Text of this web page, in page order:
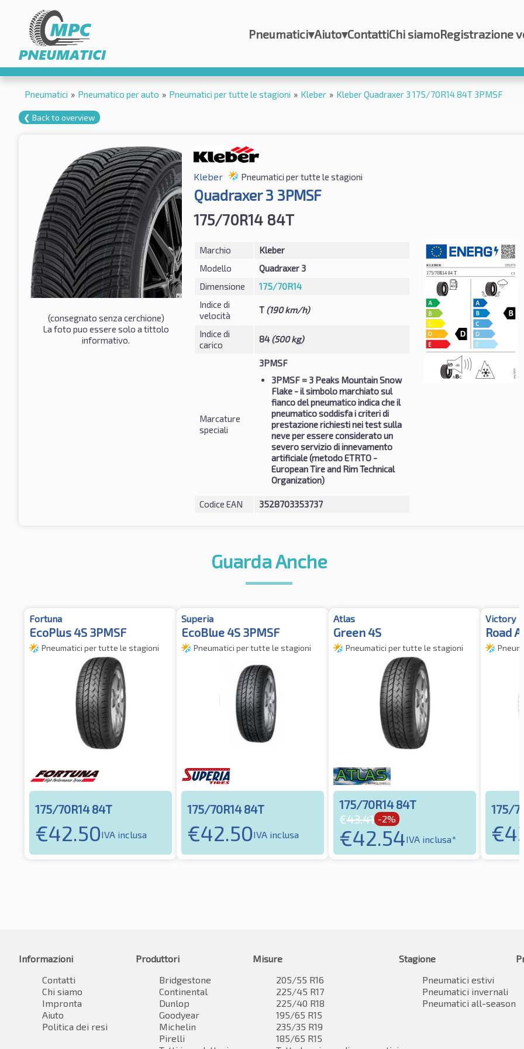
Pneumatici▾Aiuto▾ContattiChi siamoRegistrazione
Pneumatici » Pneumatico per auto » Pneumatici per tutte le stagioni » Kleber » Kleber Quadraxer 3 175/70R14 84T 3PMSF
❮ Back to overview
(consegnato senza cerchione)
La foto puo essere solo a tittolo
informativo.
Kleber Pneumatici per tutte le stagioni
Quadraxer 3 3PMSF
175/70R14 84T
Marchio
Kleber
Modello
Quadraxer 3
Dimensione
175/70R14
Indice di
velocità
T (190 km/h)
Indice di
carico
84 (500 kg)
Marcature
speciali
3PMSF
3PMSF= 3 Peaks Mountain Snow
Flake - il simbolo marchiato sul
fianco del pneumatico indica che il
pneumatico soddisfa i criteri di
prestazione richiesti nei test sulla
neve per essere considerato un
severo servizio di innevamento
artificiale (metodo ETRTO -
European Tire and Rim Technical
Organization)
Codice EAN 3528703353737
Guarda Anche
Fortuna
EcoPlus 4S 3PMSF
Pneumatici per tutte le stagioni
175/70R14 84T
€42.50IVA inclusa
Superia
EcoBlue 4S 3PMSF
Pneumatici per tutte le stagioni
175/70R14 84T
€42.50IVA inclusa
Atlas
Green 4S
Pneumatici per tutte le stagioni
175/70R14 84T
€43.41 -2%
€42.54IVA inclusa*
Victory
Road AS
175/
€
Informazioni
Contatti
Chi siamo
Impronta
Aiuto
Politica dei resi
Produttori
Bridgestone
Continental
Dunlop
Goodyear
Michelin
Pirelli
Misure
205/55 R16
225/45 R17
225/40 R18
195/65 R15
235/35 R19
185/65 R15
Stagione
Pneumatici estivi
Pneumatici invernali
Pneumatici all-season